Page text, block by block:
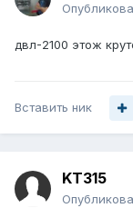
двл-2100 этож
Вставить ник
KT315